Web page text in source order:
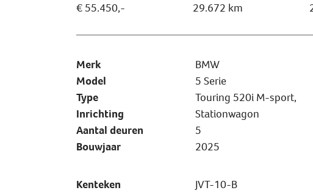
€ 55.450,-
29.672 km
Merk
BMW
Model
5 Serie
Type
Touring 520i M-sport,
Inrichting
Stationwagon
Aantal deuren
5
Bouwjaar
2025
Kenteken
JVT-10-B